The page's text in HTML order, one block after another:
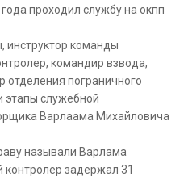
проходил службу на окпп
инструктор команды
командир взвода,
отделения пограничного
этапы служебной
Варлаама Михайловича
называли Варлама
задержал 31